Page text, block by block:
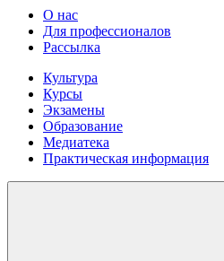
О нас
Для профессионалов
Рассылка
Культура
Курсы
Экзамены
Образование
Медиатека
Практическая информация